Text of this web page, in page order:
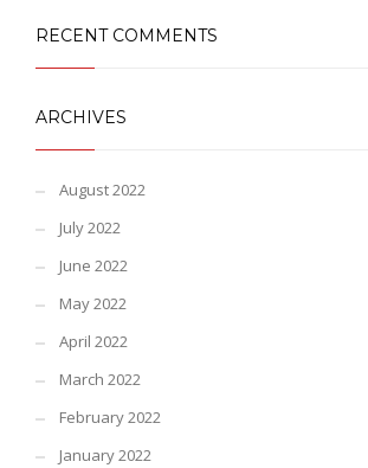
RECENT COMMENTS
ARCHIVES
August 2022
July 2022
June 2022
May 2022
April 2022
March 2022
February 2022
January 2022